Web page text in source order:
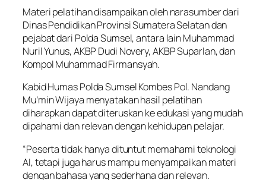
Materi pelatihan disampaikan oleh narasumber dari
Dinas Pendidikan Provinsi Sumatera Selatan dan
pejabat dari Polda Sumsel, antara lain Muhammad
Nuril Yunus, AKBP Dudi Novery, AKBP Suparlan, dan
Kompol Muhammad Firmansyah.
Kabid Humas Polda Sumsel Kombes Pol. Nandang
Mu’min Wijaya menyatakan hasil pelatihan
diharapkan dapat diteruskan ke edukasi yang mudah
dipahami dan relevan dengan kehidupan pelajar.
“Peserta tidak hanya dituntut memahami teknologi
AI, tetapi juga harus mampu menyampaikan materi
dengan bahasa yang sederhana dan relevan.